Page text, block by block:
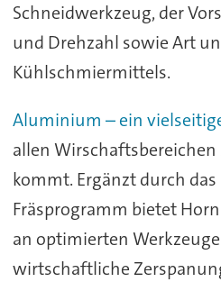
Schneidwerkzeug, der
und Drehzahl sowie Art
Kühlschmiermittels.
Aluminium – ein
allen
kommt. Ergänzt durch das
Fräsprogramm bietet
an optimierten
wirtschaftliche